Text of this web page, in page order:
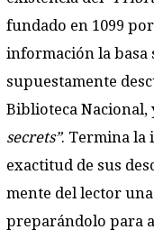
fundado en 1099
información la
supuestamente
Biblioteca Nacional,
secrets”. Termina la
exactitud de sus
mente del lector
preparándolo para